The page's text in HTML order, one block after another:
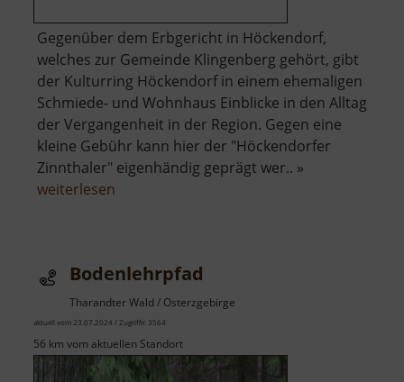
Gegenüber dem Erbgericht in Höckendorf,
welches zur Gemeinde Klingenberg gehört, gibt
der Kulturring Höckendorf in einem ehemaligen
Schmiede- und Wohnhaus Einblicke in den Alltag
der Vergangenheit in der Region. Gegen eine
kleine Gebühr kann hier der "Höckendorfer
Zinnthaler" eigenhändig geprägt wer.. »
weiterlesen
Bodenlehrpfad
Tharandter Wald / Osterzgebirge
aktuell vom 23.07.2024 / Zugriffe: 3564
56 km vom aktuellen Standort